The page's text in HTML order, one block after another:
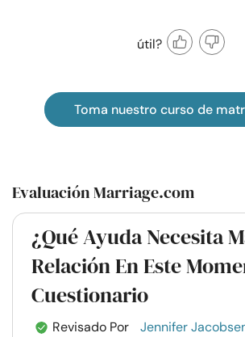
útil?
Toma nuestro curso de
Evaluación Marriage.com
¿Qué Ayuda Necesita
Relación En Este
Cuestionario
Revisado Por
Jennifer